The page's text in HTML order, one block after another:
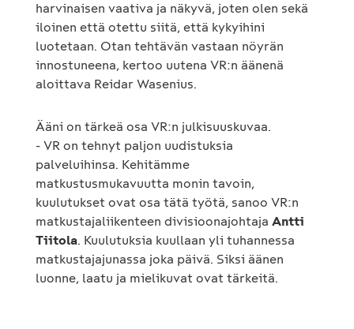
harvinaisen vaativa ja näkyvä, joten olen sekä
iloinen että otettu siitä, että kykyihini
luotetaan. Otan tehtävän vastaan nöyrän
innostuneena, kertoo uutena VR:n äänenä
aloittava Reidar Wasenius.
Ääni on tärkeä osa VR:n julkisuuskuvaa.
- VR on tehnyt paljon uudistuksia
palveluihinsa. Kehitämme
matkustusmukavuutta monin tavoin,
kuulutukset ovat osa tätä työtä, sanoo VR:n
matkustajaliikenteen divisioonajohtaja Antti
Tiitola. Kuulutuksia kuullaan yli tuhannessa
matkustajajunassa joka päivä. Siksi äänen
luonne, laatu ja mielikuvat ovat tärkeitä.